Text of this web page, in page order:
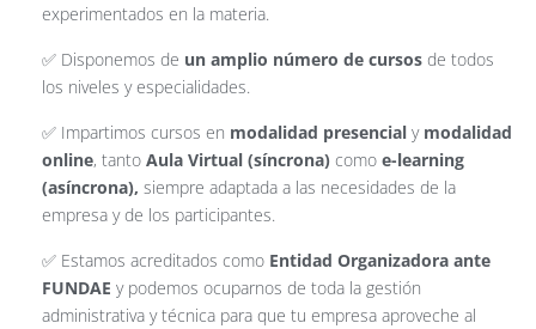
experimentados en la materia.
✅ Disponemos de un amplio número de cursos de todos
los niveles y especialidades.
✅ Impartimos cursos en modalidad presencial y modalidad
online, tanto Aula Virtual (síncrona) como e-learning
(asíncrona), siempre adaptada a las necesidades de la
empresa y de los participantes.
✅ Estamos acreditados como Entidad Organizadora ante
FUNDAE y podemos ocuparnos de toda la gestión
administrativa y técnica para que tu empresa aproveche al